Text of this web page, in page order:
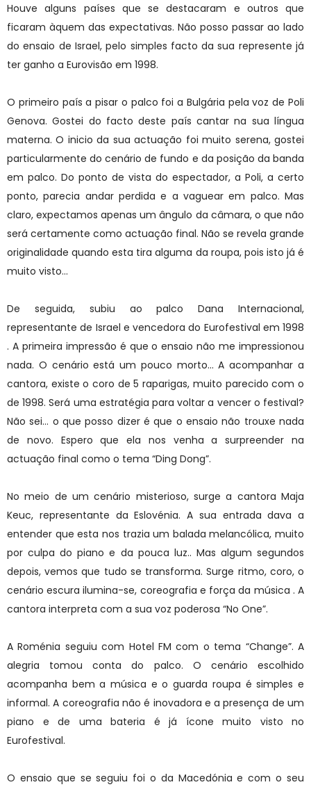
Houve alguns países que se destacaram e outros que
ficaram àquem das expectativas. Não posso passar ao lado
do ensaio de Israel, pelo simples facto da sua represente já
ter ganho a Eurovisão em 1998.
O primeiro país a pisar o palco foi a Bulgária pela voz de Poli
Genova. Gostei do facto deste país cantar na sua língua
materna. O inicio da sua actuação foi muito serena, gostei
particularmente do cenário de fundo e da posição da banda
em palco. Do ponto de vista do espectador, a Poli, a certo
ponto, parecia andar perdida e a vaguear em palco. Mas
claro, expectamos apenas um ângulo da câmara, o que não
será certamente como actuação final. Não se revela grande
originalidade quando esta tira alguma da roupa, pois isto já é
muito visto...
De seguida, subiu ao palco Dana Internacional,
representante de Israel e vencedora do Eurofestival em 1998
. A primeira impressão é que o ensaio não me impressionou
nada. O cenário está um pouco morto... A acompanhar a
cantora, existe o coro de 5 raparigas, muito parecido com o
de 1998. Será uma estratégia para voltar a vencer o festival?
Não sei… o que posso dizer é que o ensaio não trouxe nada
de novo. Espero que ela nos venha a surpreender na
actuação final como o tema “Ding Dong”.
No meio de um cenário misterioso, surge a cantora Maja
Keuc, representante da Eslovénia. A sua entrada dava a
entender que esta nos trazia um balada melancólica, muito
por culpa do piano e da pouca luz.. Mas algum segundos
depois, vemos que tudo se transforma. Surge ritmo, coro, o
cenário escura ilumina-se, coreografia e força da música . A
cantora interpreta com a sua voz poderosa “No One”.
A Roménia seguiu com Hotel FM com o tema “Change”. A
alegria tomou conta do palco. O cenário escolhido
acompanha bem a música e o guarda roupa é simples e
informal. A coreografia não é inovadora e a presença de um
piano e de uma bateria é já ícone muito visto no
Eurofestival.
O ensaio que se seguiu foi o da Macedónia e com o seu